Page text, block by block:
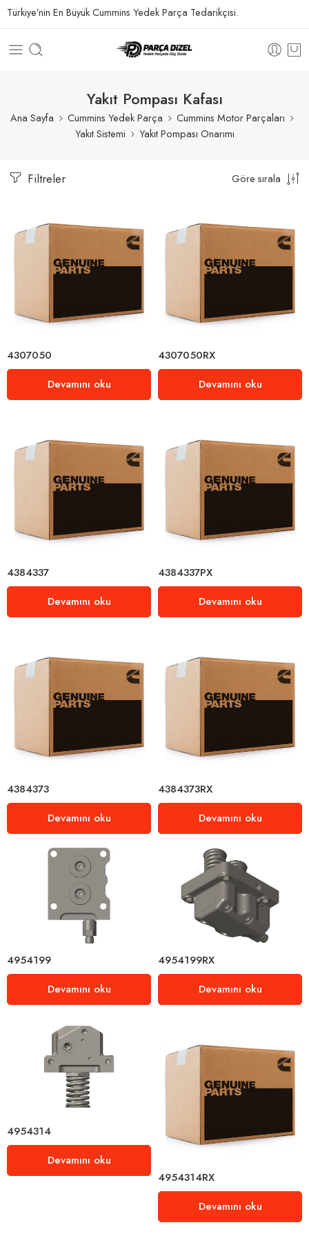
Türkiye’nin En Büyük Cummins Yedek Parça Tedarikçisi.
Yakıt Pompası Kafası
Ana Sayfa Cummins Yedek Parça
Cummins Motor Parçaları
Yakıt Sistemi
Yakıt Pompası Onarımı
Filtreler Göre sırala
4307050
Devamını oku
4307050RX
Devamını oku
4384337
Devamını oku
4384337PX
Devamını oku
4384373
Devamını oku
4384373RX
Devamını oku
4954199
Devamını oku
4954199RX
Devamını oku
4954314
Devamını oku
4954314RX
Devamını oku